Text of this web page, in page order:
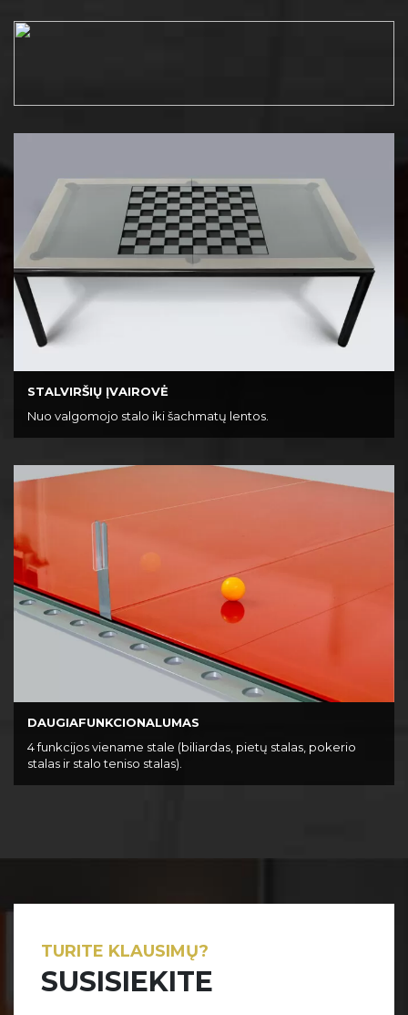
STALVIRŠIŲ ĮVAIROVĖ
Nuo valgomojo stalo iki šachmatų lentos.
DAUGIAFUNKCIONALUMAS
4 funkcijos viename stale (biliardas, pietų stalas, pokerio
stalas ir stalo teniso stalas).
TURITE KLAUSIMŲ?
SUSISIEKITE